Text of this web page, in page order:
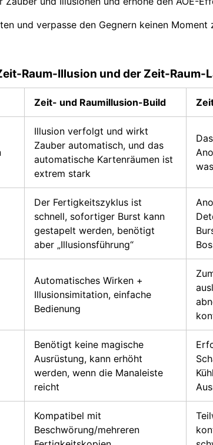
und verpasse den Gegnern keinen Moment
Raum-Illusion und der Zeit-Raum-
Zeit- und Raumillusion-Build
Illusion verfolgt und wirkt
Zauber automatisch, und das
automatische Kartenräumen ist
extrem stark
Der Fertigkeitszyklus ist
schnell, sofortiger Burst kann
gestapelt werden, benötigt
aber „Illusionsführung“
Automatisches Wirken +
Illusionsimitation, einfache
Bedienung
Benötigt keine magische
Ausrüstung, kann erhöht
werden, wenn die Manaleiste
reicht
Kompatibel mit
Beschwörung/mehreren